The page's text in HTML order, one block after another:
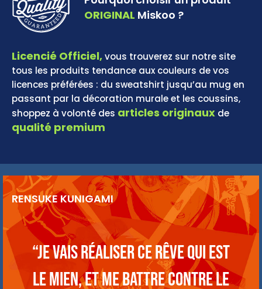
ORIGINAL Miskoo ?
Licencié Officiel,vous trouverez sur notre site
tous les produits tendance aux couleurs de vos
licences préférées : du sweatshirt jusqu’au mug en
passant par la décoration murale et les coussins,
shoppez à volonté des articles originaux de
qualité premium
RENSUKE KUNIGAMI
“Je vais réaliser ce rêve qui est
le mien, et me battre contre le